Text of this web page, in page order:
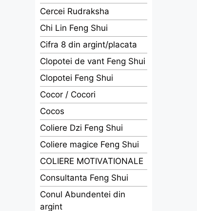
Cercei Rudraksha
Chi Lin Feng Shui
Cifra 8 din argint/placata
Clopotei de vant Feng Shui
Clopotei Feng Shui
Cocor / Cocori
Cocos
Coliere Dzi Feng Shui
Coliere magice Feng Shui
COLIERE MOTIVATIONALE
Consultanta Feng Shui
Conul Abundentei din
argint